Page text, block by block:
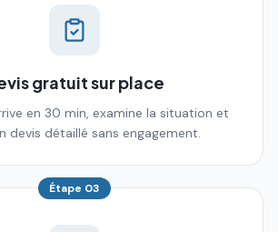
gratuit sur place
en 30 min, examine la situation et
devis détaillé sans engagement.
Étape 03